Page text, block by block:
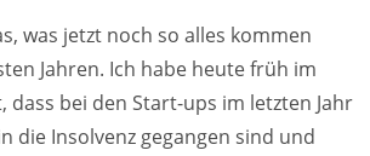
was jetzt noch so alles kommen
Jahren. Ich habe heute früh im
dass bei den Start-ups im letzten Jahr
die Insolvenz gegangen sind und